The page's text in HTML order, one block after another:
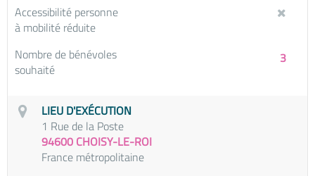
Accessibilité personne
à mobilité réduite
3
Nombre de bénévoles
souhaité
LIEU D'EXÉCUTION
1 Rue de la Poste
94600 CHOISY-LE-ROI
France métropolitaine